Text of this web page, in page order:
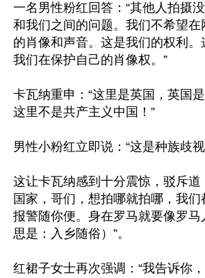
一名男性粉红回答：“其他人拍摄
和我们之间的问题。我们不希望在
的肖像和声音。这是我们的权利。
我们在保护自己的肖像权。”
卡瓦纳重申：“这里是英国，英国
这里不是共产主义中国！”
男性小粉红立即说：“这是种族歧
这让卡瓦纳感到十分震惊，驳斥道
国家，哥们，想拍哪就拍哪，我
报警随你便。身在罗马就要像罗
思是：入乡随俗）”。
红裙子女士再次强调：“我告诉你